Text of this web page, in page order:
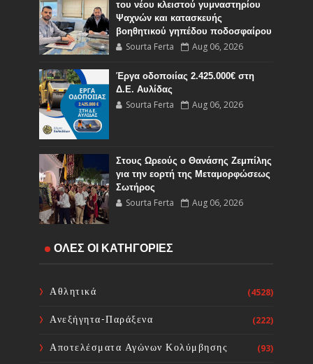
του νέου κλειστού γυμναστηρίου
Ψαχνών και κατασκευής
βοηθητικού γηπέδου ποδοσφαίρου
Sourta Ferta Aug 06, 2026
Έργα οδοποιίας 2.425.000€ στη
Δ.Ε. Αυλίδας
Sourta Ferta Aug 06, 2026
Στους Ωρεούς ο Θανάσης Ζεμπίλης
για την εορτή της Μεταμορφώσεως
Σωτήρος
Sourta Ferta Aug 06, 2026
Έναρξη εργασιών του Υποέργου 1
Συλλόγων Χώρας: Άμεση
επίσπευση των διαδικασιών και
ΟΛΕΣ ΟΙ ΚΑΤΗΓΟΡΙΕΣ
Αθλητικά (4528)
Ανεξήγητα-Παράξενα (222)
Αποτελέσματα Αγώνων Κολύμβησης (93)